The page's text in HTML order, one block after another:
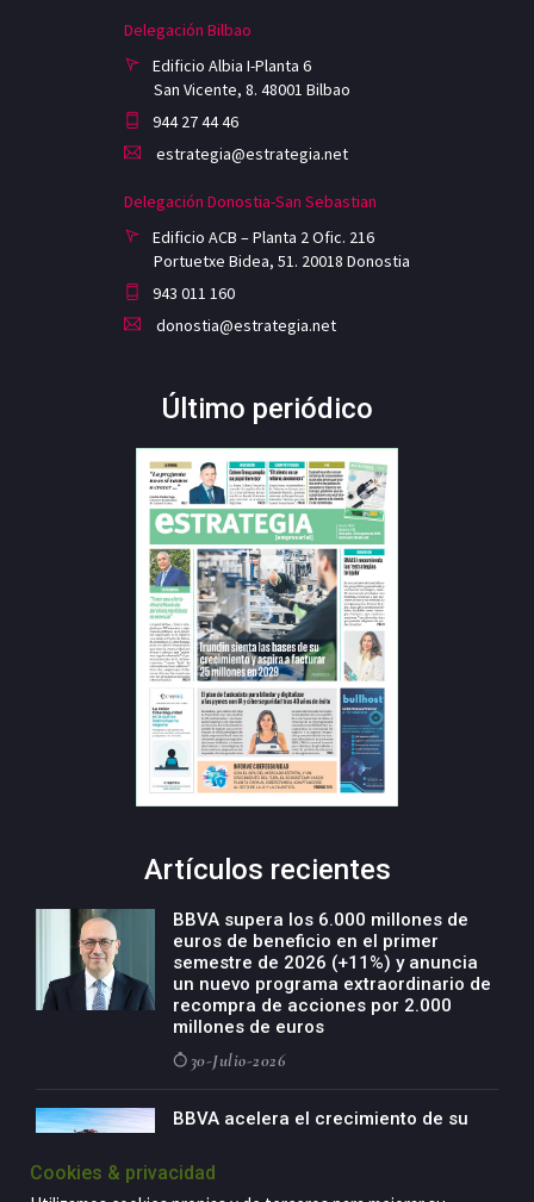
Delegación Bilbao
Edificio Albia I-Planta 6
San Vicente, 8. 48001 Bilbao
944 27 44 46
estrategia@estrategia.net
Delegación Donostia-San Sebastian
Edificio ACB – Planta 2 Ofic. 216
Portuetxe Bidea, 51. 20018 Donostia
943 011 160
donostia@estrategia.net
Último periódico
Artículos recientes
BBVA supera los 6.000 millones de
euros de beneficio en el primer
semestre de 2026 (+11%) y anuncia
un nuevo programa extraordinario de
recompra de acciones por 2.000
millones de euros
30-Julio-2026
BBVA acelera el crecimiento de su
de especialización presente en siete
países
Cookies & privacidad